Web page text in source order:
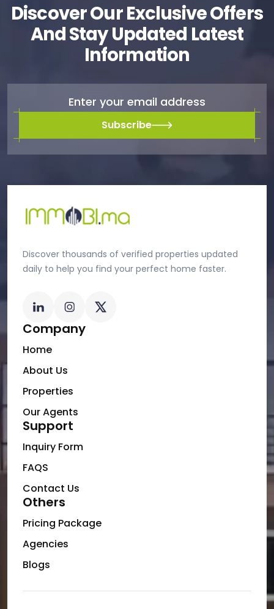
Discover Our Exclusive Offers
And Stay Updated Latest
Information
Subscribe
Discover thousands of verified properties updated
daily to help you find your perfect home faster.
Company
Home
About Us
Properties
Our Agents
Support
Inquiry Form
FAQS
Contact Us
Others
Pricing Package
Agencies
Blogs